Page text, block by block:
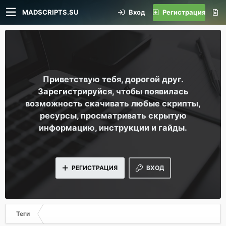
MADSCRIPTS.SU Вход Регистрация
Приветствую тебя, дорогой друг.
Зарегистрируйся, чтобы появилась
возможность скачивать любые скрипты,
ресурсы, просматривать скрытую
информацию, инструкции и гайды.
ВХОД
РЕГИСТРАЦИЯ
Теги